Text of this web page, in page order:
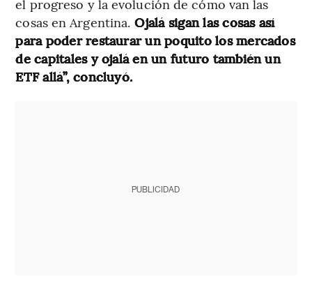
el progreso y la evolución de cómo van las
cosas en Argentina. Ojalá sigan las cosas así
para poder restaurar un poquito los mercados
de capitales y ojalá en un futuro también un
ETF allá”, concluyó.
PUBLICIDAD